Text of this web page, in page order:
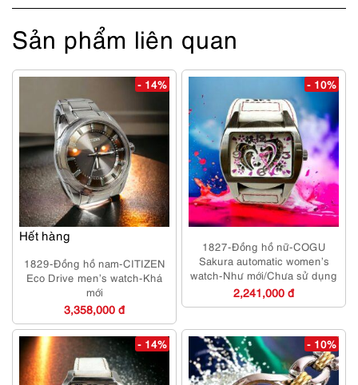
Sản phẩm liên quan
Hết hàng
- 14%
1829-Đồng hồ nam-CITIZEN
Eco Drive men’s watch-Khá
mới
3,358,000 đ
- 10%
1827-Đồng hồ nữ-COGU
Sakura automatic women’s
watch-Như mới/Chưa sử dụng
2,241,000 đ
- 14% - 10%